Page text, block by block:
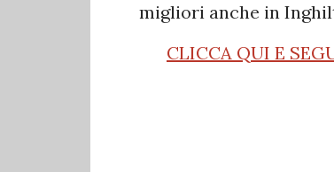
migliori anche in
CLICCA QUI E